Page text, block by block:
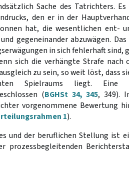
Sache des Tatrichters.
den er in der
hat, die wesentlichen ent-
gegeneinander abzuwägen.
in sich fehlerhaft
sich die verhängte Strafe
zu sein, so weit löst, dass
Spielraums liegt. Eine
(BGHSt 34, 345, 349).
vorgenommene Bewertung
1).
und der beruflichen Stellung ist
prozessbegleitenden